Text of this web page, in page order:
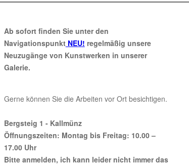
Ab sofort finden Sie unter den
NavigationspunktNEU! regelmäßig unsere
Neuzugänge von Kunstwerken in unserer
Galerie.
Gerne können Sie die Arbeiten vor Ort besichtigen.
Bergsteig 1 - Kallmünz
Öffnungszeiten: Montag bis Freitag: 10.00 –
17.00 Uhr
Bitte anmelden, ich kann leider nicht immer das